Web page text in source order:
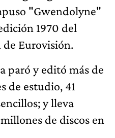
"Gwendolyne"
1970 del
de Eurovisión.
paró y editó más de
de estudio, 41
y lleva
de discos en